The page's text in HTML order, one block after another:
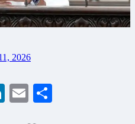
2026
LinkedIn
Email